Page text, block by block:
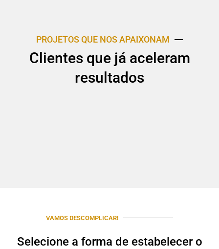
PROJETOS QUE NOS APAIXONAM
Clientes que já aceleram
resultados
VAMOS DESCOMPLICAR!
Selecione a forma de estabelecer o